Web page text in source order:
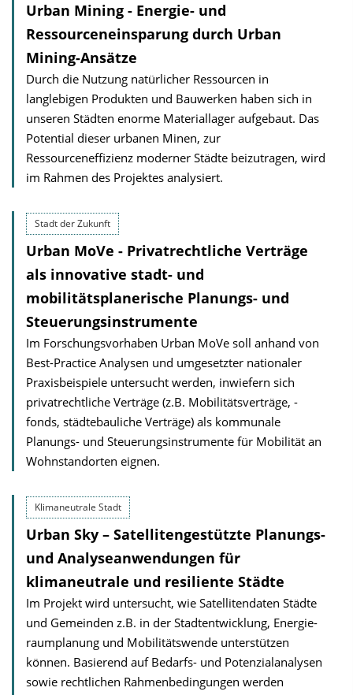
Urban Mining - Energie- und
Ressourceneinsparung durch Urban
Mining-Ansätze
Durch die Nutzung natürlicher Ressourcen in
langlebigen Produkten und Bauwerken haben sich in
unseren Städten enorme Materiallager aufgebaut. Das
Potential dieser urbanen Minen, zur
Ressourceneffizienz moderner Städte beizutragen, wird
im Rahmen des Projektes analysiert.
Stadt der Zukunft
Urban MoVe - Privatrechtliche Verträge
als innovative stadt- und
mobilitätsplanerische Planungs- und
Steuerungsinstrumente
Im Forschungsvorhaben Urban MoVe soll anhand von
Best-Practice Analysen und umgesetzter nationaler
Praxisbeispiele untersucht werden, inwiefern sich
privatrechtliche Verträge (z.B. Mobilitätsverträge, -
fonds, städtebauliche Verträge) als kommunale
Planungs- und Steuerungsinstrumente für Mobilität an
Wohnstandorten eignen.
Klimaneutrale Stadt
Urban Sky – Satellitengestützte Planungs-
und Analyseanwendungen für
klimaneutrale und resiliente Städte
Im Projekt wird untersucht, wie Satellitendaten Städte
und Gemeinden z.B. in der Stadtentwicklung, Energie­
raum­planung und Mobilitätswende unterstützen
können. Basierend auf Bedarfs- und Potenzialanalysen
sowie rechtlichen Rahmen­bedingungen werden